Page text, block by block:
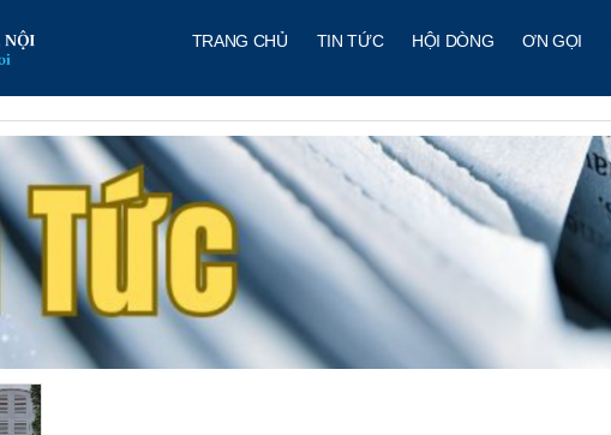
TRANG CHỦ TIN TỨC HỘI DÒNG ƠN GỌI